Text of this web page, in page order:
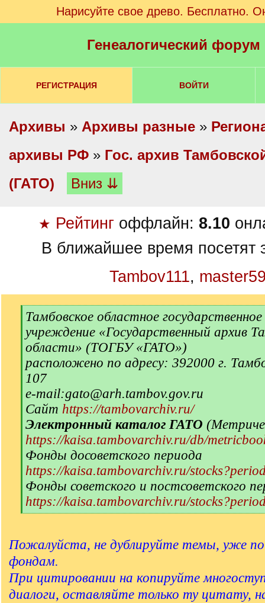
Нарисуйте свое древо. Бесплатно.
Генеалогический
РЕГИСТРАЦИЯ ВОЙТИ
Архивы » Архивы разные »
архивы РФ » Гос. архив
(ГАТО)
Вниз ⇊
★ Рейтинг оффлайн: 8.10
В ближайшее время посетят
Tambov111,
[
q
]
Тамбовское областное
учреждение «Государственный архив
области» (ТОГБУ «ГАТО»)
расположено по адресу: 392000 г.
107
е-mail:gato@arh.tambov.gov.ru
Сайт https://tambovarchiv.ru/
Электронный каталог ГАТО
https://kaisa.tambovarchiv.ru/db/
Фонды досоветского периода
https://kaisa.tambovarchiv.ru/
Фонды советского и постсоветского
https://kaisa.tambovarchiv.ru/
[
]
Пожалуйста, не дублируйте темы, уже
фондам.
При цитировании на копируйте
диалоги, оставляйте только ту цитату,